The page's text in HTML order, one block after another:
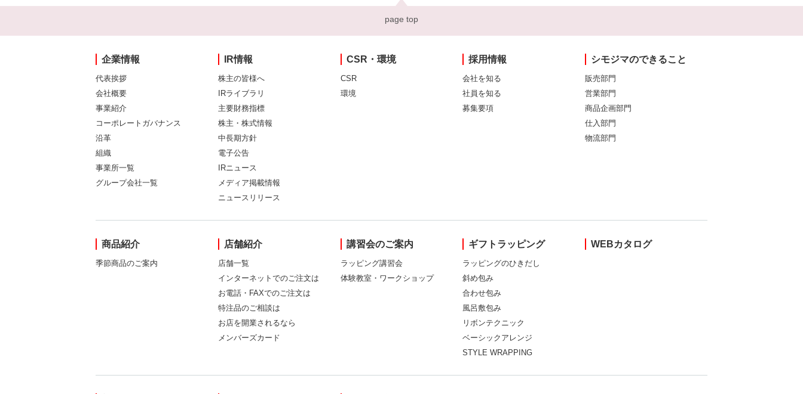
page top
企業情報
代表挨拶
会社概要
事業紹介
コーポレートガバナンス
沿革
組織
事業所一覧
グループ会社一覧
IR情報
株主の皆様へ
IRライブラリ
主要財務指標
株主・株式情報
中長期方針
電子公告
IRニュース
メディア掲載情報
ニュースリリース
CSR・環境
CSR
環境
採用情報
会社を知る
社員を知る
募集要項
シモジマのできること
販売部門
営業部門
商品企画部門
仕入部門
物流部門
商品紹介
季節商品のご案内
店舗紹介
店舗一覧
インターネットでのご注文は
お電話・FAXでのご注文は
特注品のご相談は
お店を開業されるなら
メンバーズカード
講習会のご案内
ラッピング講習会
体験教室・ワークショップ
ギフトラッピング
ラッピングのひきだし
斜め包み
合わせ包み
風呂敷包み
リボンテクニック
ベーシックアレンジ
STYLE WRAPPING
WEBカタログ